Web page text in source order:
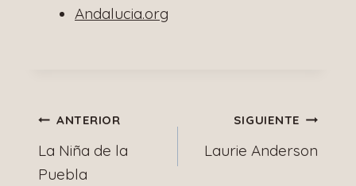
Andalucia.org
Navegación
de
ANTERIOR
La Niña de la
Puebla
SIGUIENTE
Laurie Anderson